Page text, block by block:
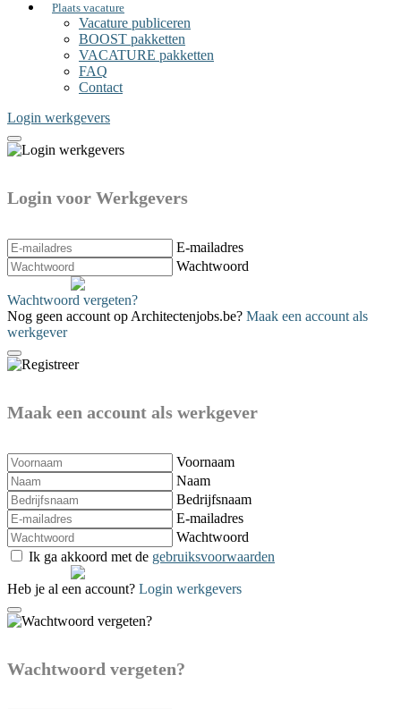
Plaats vacature
Vacature publiceren
BOOST pakketten
VACATURE pakketten
FAQ
Contact
Login werkgevers
Login voor Werkgevers
E-mailadres
Wachtwoord
Wachtwoord vergeten?
Nog geen account op Architectenjobs.be? Maak een account als
werkgever
Maak een account als werkgever
Voornaam
Naam
Bedrijfsnaam
E-mailadres
Wachtwoord
Ik ga akkoord met de gebruiksvoorwaarden
Heb je al een account? Login werkgevers
Wachtwoord vergeten?